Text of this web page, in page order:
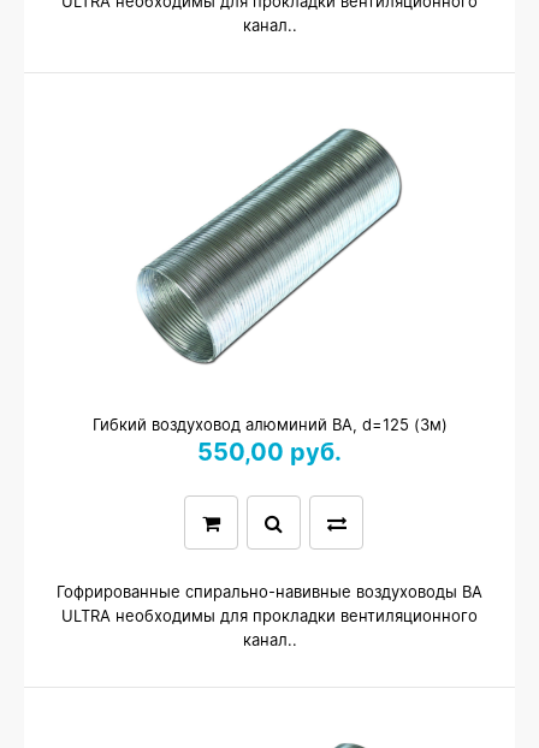
канал..
Гибкий воздуховод алюминий ВА, d=125 (3м)
550,00 руб.
Гофрированные спирально-навивные воздуховоды ВА
ULTRA необходимы для прокладки вентиляционного
канал..